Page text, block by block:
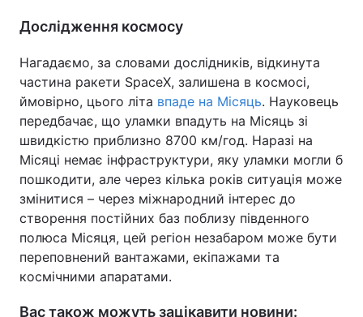
Дослідження космосу
Нагадаємо, за словами дослідників, відкинута
частина ракети SpaceX, залишена в космосі,
ймовірно, цього літа впаде на Місяць. Науковець
передбачає, що уламки впадуть на Місяць зі
швидкістю приблизно 8700 км/год. Наразі на
Місяці немає інфраструктури, яку уламки могли б
пошкодити, але через кілька років ситуація може
змінитися – через міжнародний інтерес до
створення постійних баз поблизу південного
полюса Місяця, цей регіон незабаром може бути
переповнений вантажами, екіпажами та
космічними апаратами.
Вас також можуть зацікавити новини: